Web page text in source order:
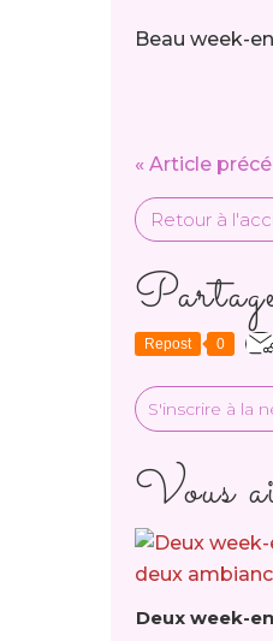
Beau week-
« Article
Retour à
Repost 0
S'inscrire à la
Vous
Deux week-